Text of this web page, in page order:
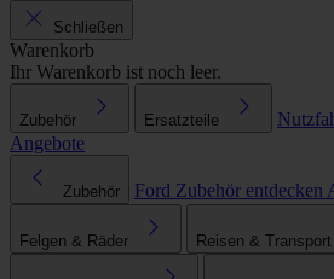
Schließen
Warenkorb
Ihr Warenkorb ist noch leer.
Zubehör Ersatzteile
Angebote
Zubehör Ford Zubehör entdecken
Felgen & Räder Reisen & Transport